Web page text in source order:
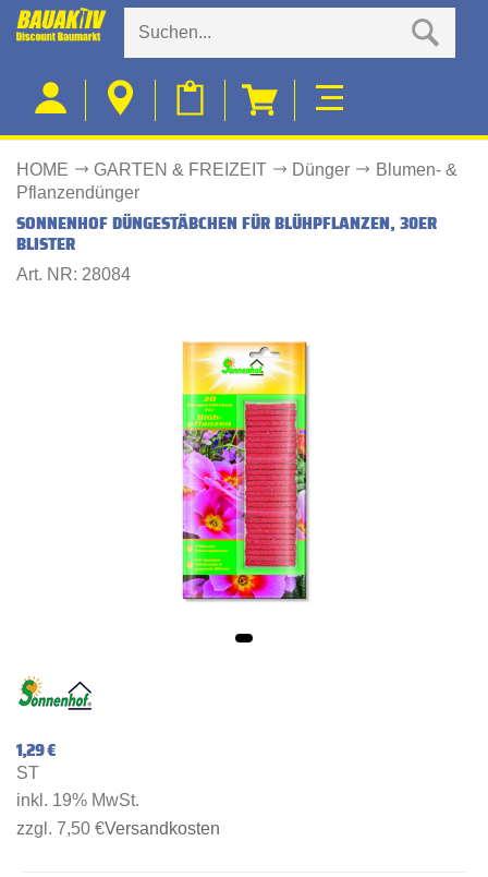
HOME GARTEN & FREIZEIT Dünger
Blumen- &
Pflanzendünger
SONNENHOF DÜNGESTÄBCHEN FÜR BLÜHPFLANZEN, 30ER
BLISTER
Art. NR: 28084
1,29 €
ST
inkl. 19% MwSt.
zzgl. 7,50 €Versandkosten